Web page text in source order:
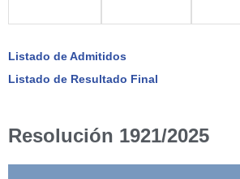
Listado de Admitidos
Listado de Resultado Final
Resolución 1921/2025